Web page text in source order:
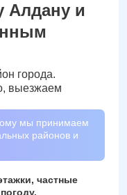
Алдану и
города.
выезжаем
мы принимаем
районов и
частные